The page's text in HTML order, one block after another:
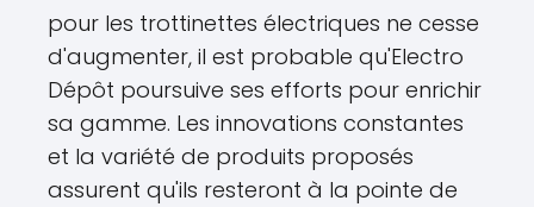
pour les trottinettes électriques ne cesse
d'augmenter, il est probable qu'Electro
Dépôt poursuive ses efforts pour enrichir
sa gamme. Les innovations constantes
et la variété de produits proposés
assurent qu'ils resteront à la pointe de